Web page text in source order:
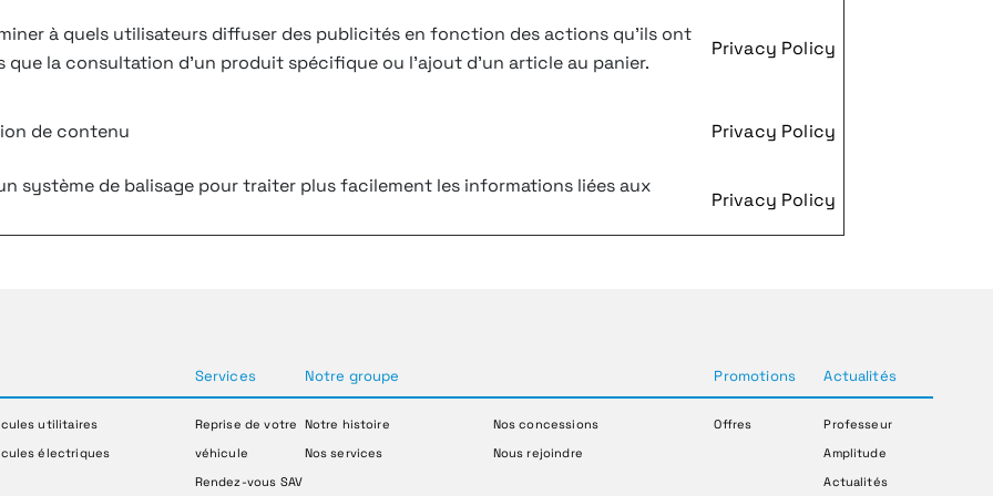
à quels utilisateurs diffuser des publicités en fonction des actions qu'ils ont
que la consultation d'un produit spécifique ou l'ajout d'un article au panier.
Privacy Policy
de contenu Privacy Policy
système de balisage pour traiter plus facilement les informations liées aux
Privacy Policy
utilitaires
électriques
Services
Reprise de votre
véhicule
Rendez-vous SAV
Notre groupe
Notre histoire
Nos concessions
Nos services
Nous rejoindre
Promotions
Offres
Actualités
Professeur
Amplitude
Actualités